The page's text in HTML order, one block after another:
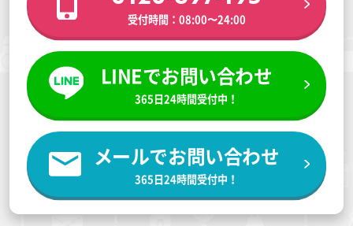
受付時間：08:00〜24:00
LINEでお問い合わせ
365日24時間受付中！
メールでお問い合わせ
365日24時間受付中！